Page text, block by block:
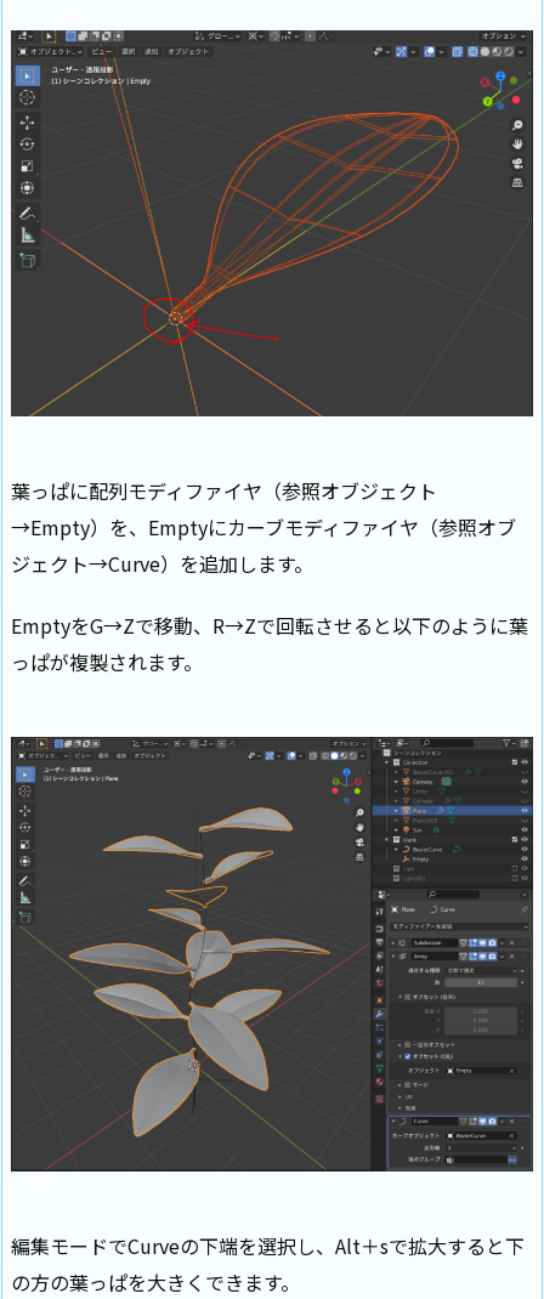
葉っぱに配列モディファイヤ（参照オブジェクト
→Empty）を、Emptyにカーブモディファイヤ（参照オブ
ジェクト→Curve）を追加します。
EmptyをG→Zで移動、R→Zで回転させると以下のように葉
っぱが複製されます。
編集モードでCurveの下端を選択し、Alt＋sで拡大すると下
の方の葉っぱを大きくできます。